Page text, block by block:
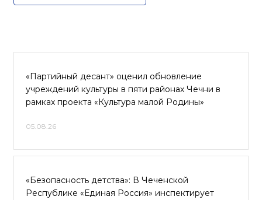
«Партийный десант» оценил обновление
учреждений культуры в пяти районах Чечни в
рамках проекта «Культура малой Родины»
05.08.26
«Безопасность детства»: В Чеченской
Республике «Единая Россия» инспектирует